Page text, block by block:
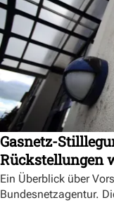
Gasnetz-
Rückstellungen
Ein Überblick über
Bundesnetzagentur.